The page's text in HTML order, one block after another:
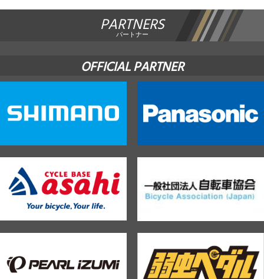
PARTNERS
パートナー
OFFICIAL PARTNER